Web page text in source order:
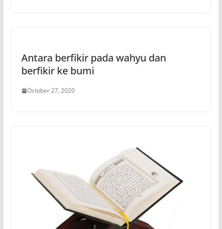
Antara berfikir pada wahyu dan
berfikir ke bumi
October 27, 2020